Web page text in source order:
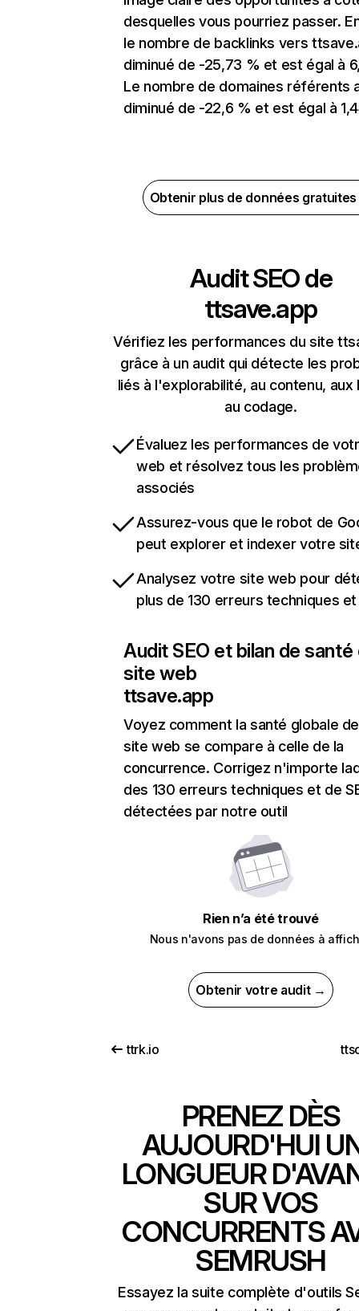
desquelles vous pourriez passer.
le nombre de backlinks vers
diminué de -25,73 % et est égal à
Le nombre de domaines référents
diminué de -22,6 % et est égal à
Obtenir plus de données
Audit SEO de
ttsave.app
Vérifiez les performances du site
grâce à un audit qui détecte les
liés à l'explorabilité, au contenu, aux
au codage.
Évaluez les performances de
web et résolvez tous les
associés
Assurez-vous que le robot de
peut explorer et indexer votre
Analysez votre site web pour
plus de 130 erreurs techniques et
Audit SEO et bilan de santé
site web
ttsave.app
Voyez comment la santé globale
site web se compare à celle de la
concurrence. Corrigez n'importe
des 130 erreurs techniques et de
détectées par notre outil
Rien n’a été trouvé
Nous n'avons pas de données à
Obtenir votre audit →
ttrk.io
PRENEZ DÈS
AUJOURD'HUI
LONGUEUR
SUR VOS
CONCURRENTS
SEMRUSH
Essayez la suite complète d'outils